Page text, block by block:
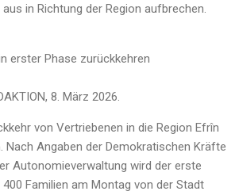
in Richtung der Region aufbrechen.
erster Phase zurückkehren
8. März 2026.
von Vertriebenen in die Region Efrîn
Nach Angaben der Demokratischen Kräfte
Autonomieverwaltung wird der erste
Familien am Montag von der Stadt